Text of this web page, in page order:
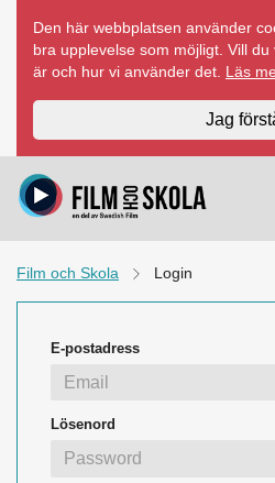
innehåll
Den här webbplatsen använder
bra upplevelse som möjligt. Vill
är och hur vi använder det. Läs
Jag
Film och Skola Login
E-postadress
Lösenord